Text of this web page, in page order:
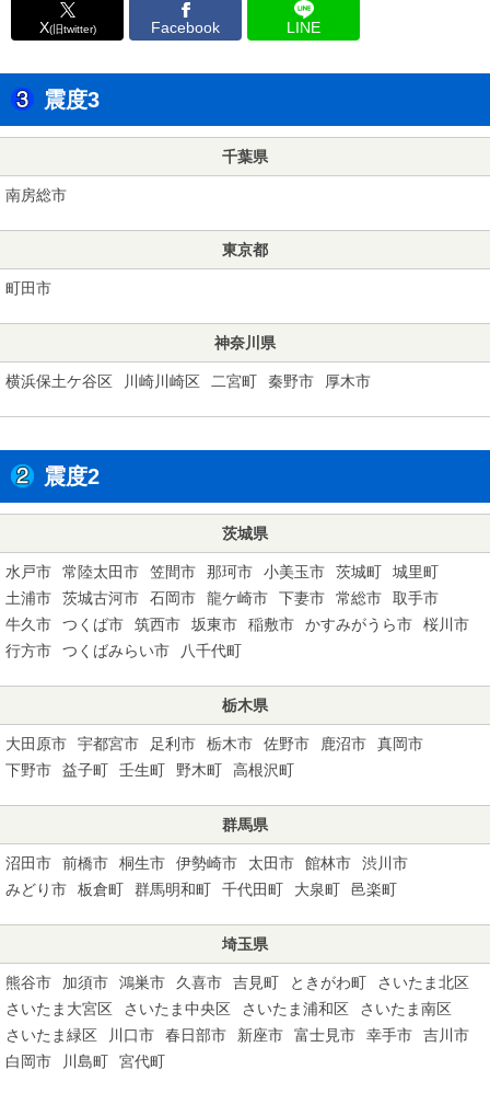
X(旧twitter) Facebook LINE
震度3
千葉県
南房総市
東京都
町田市
神奈川県
横浜保土ケ谷区 川崎川崎区 二宮町 秦野市 厚木市
震度2
茨城県
水戸市 常陸太田市 笠間市 那珂市 小美玉市 茨城町
城里町
土浦市
茨城古河市 石岡市 龍ケ崎市 下妻市 常総市
取手市
牛久市
つくば市 筑西市 坂東市 稲敷市 かすみがうら市
桜川市
行方市
つくばみらい市 八千代町
栃木県
大田原市 宇都宮市 足利市 栃木市 佐野市 鹿沼市
真岡市
下野市
益子町 壬生町 野木町 高根沢町
群馬県
沼田市 前橋市 桐生市 伊勢崎市 太田市 館林市
渋川市
みどり市
板倉町 群馬明和町 千代田町 大泉町 邑楽町
埼玉県
熊谷市 加須市 鴻巣市 久喜市 吉見町 ときがわ町
さいたま北区
さいたま大宮区
さいたま中央区 さいたま浦和区
さいたま南区
さいたま緑区
川口市 春日部市 新座市 富士見市 幸手市
吉川市
白岡市
川島町 宮代町